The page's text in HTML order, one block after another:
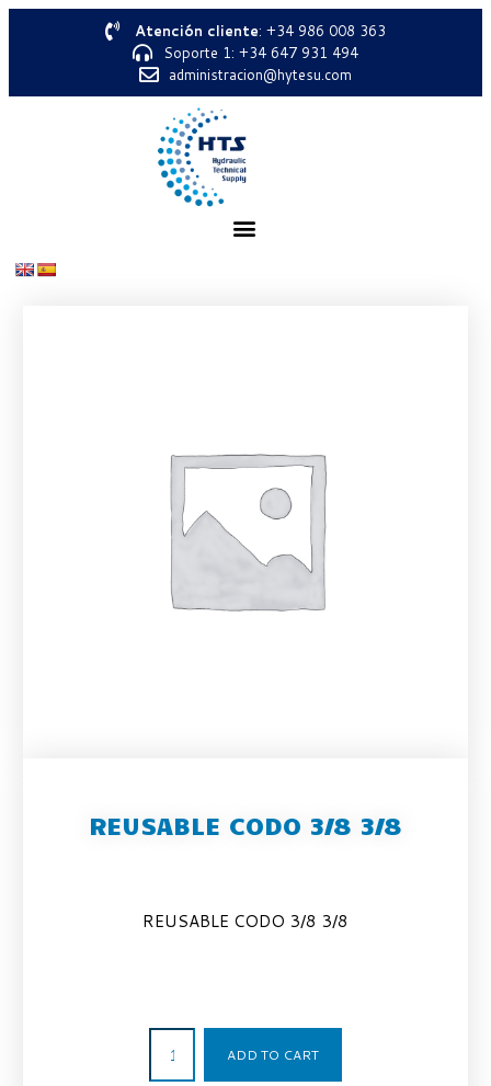
Atención cliente: +34 986 008 363
Soporte 1: +34 647 931 494
administracion@hytesu.com
REUSABLE CODO 3/8 3/8
REUSABLE CODO 3/8 3/8
ADD TO CART